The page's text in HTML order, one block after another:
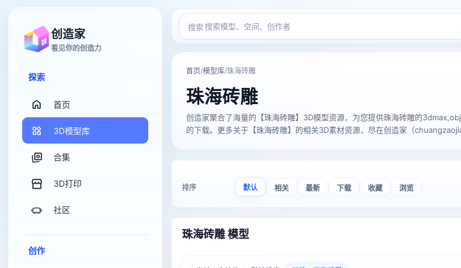
创造家
看见你的创造力
探索
首页
3D模型库
合集
3D打印
社区
创作
搜索
首页/模型库/珠海砖雕
珠海砖雕
创造家聚合了海量的【珠海砖雕】3D模型资源，为您提供珠海砖雕的
的下载。更多关于【珠海砖雕】的相关3D素材资源，尽在创造家（
排序 默认 相关 最新 下载 收藏 浏览
珠海砖雕 模型